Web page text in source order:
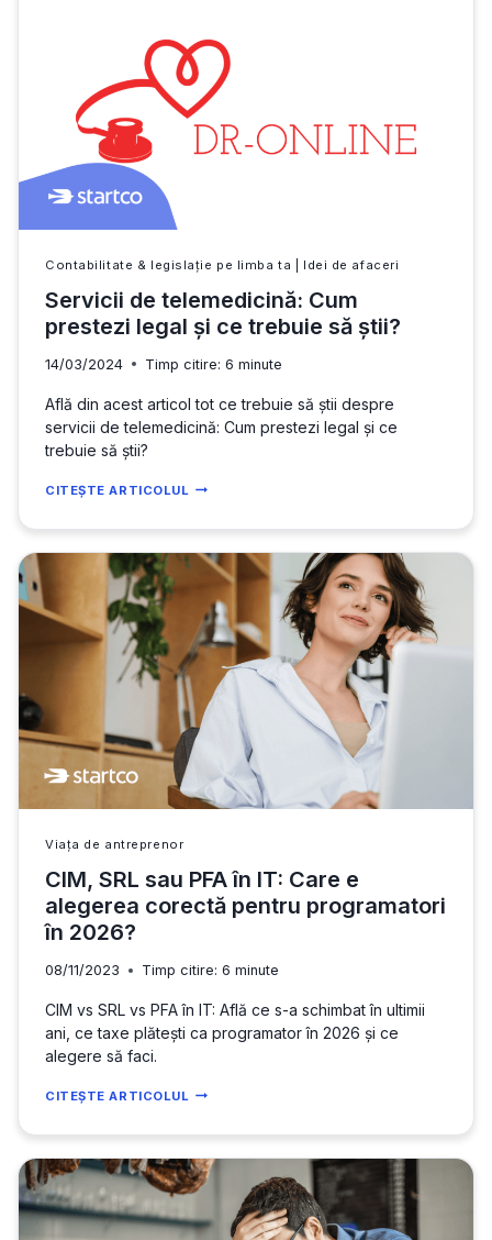
PAȘII
PE
CARE
TREBUIE
Contabilitate & legislație pe limba ta Idei de afaceri
Servicii de telemedicină: Cum
prestezi legal și ce trebuie să știi?
14/03/2024 Timp citire: 6 minute
Află din acest articol tot ce trebuie să știi despre
servicii de telemedicină: Cum prestezi legal și ce
trebuie să știi?
CITEȘTE ARTICOLUL SERVICII
TELEMEDICINĂ:
CUM
PRESTEZI
LEGAL
ȘI
CE
TREBUIE
SĂ
ȘTII?
Viața de antreprenor
CIM, SRL sau PFA în IT: Care e
alegerea corectă pentru programatori
în 2026?
08/11/2023 Timp citire: 6 minute
CIM vs SRL vs PFA în IT: Află ce s-a schimbat în ultimii
ani, ce taxe plătești ca programator în 2026 și ce
alegere să faci.
CITEȘTE ARTICOLUL CIM,
SAU
PFA
ÎN
CARE